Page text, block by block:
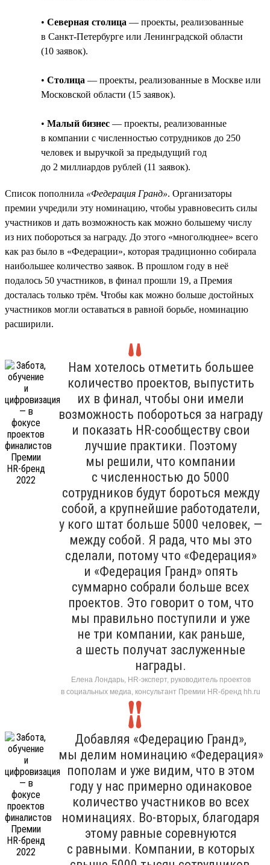
• Северная столица — проекты, реализованные
в Санкт-Петербурге или Ленинградской области
(10 заявок).
• Столица — проекты, реализованные в Москве или
Московской области (15 заявок).
• Малый бизнес — проекты, реализованные
в компании с численностью сотрудников до 250
человек и выручкой за предыдущий год
до 2 миллиардов рублей (11 заявок).
Список пополнила «Федерация Гранд». Организаторы
премии учредили эту номинацию, чтобы уравновесить силы
участников и дать возможность как можно большему числу
из них побороться за награду. До этого «многолюднее» всего
как раз было в «Федерации», которая традиционно собирала
наибольшее количество заявок. В прошлом году в неё
подалось 50 участников, в финал прошли 19, а Премия
досталась только трём. Чтобы как можно больше достойных
участников могли оставаться в равной борьбе, номинацию
расширили.
Нам хотелось отметить большее
количество проектов, выпустить
их в финал, чтобы они имели
возможность побороться за награду
и показать HR-сообществу свои
лучшие практики. Поэтому
мы решили, что компании
с численностью до 5000
сотрудников будут бороться между
собой, а крупнейшие работодатели,
у кого штат больше 5000 человек, —
между собой. Я рада, что мы это
сделали, потому что «Федерация»
и «Федерация Гранд» опять
суммарно собрали больше всех
проектов. Это говорит о том, что
мы правильно поступили и уже
не три компании, как раньше,
а шесть получат заслуженные
награды.
Елена Лондарь, HR-эксперт, руководитель проектов
в социальных медиа, консультант Премии HR-бренд hh.ru
Добавляя «Федерацию Гранд»,
мы делим номинацию «Федерация»
пополам и уже видим, что в этом
году у нас примерно одинаковое
количество участников во всех
номинациях. Во-вторых, благодаря
этому равные соревнуются
с равными. Компании, в которых